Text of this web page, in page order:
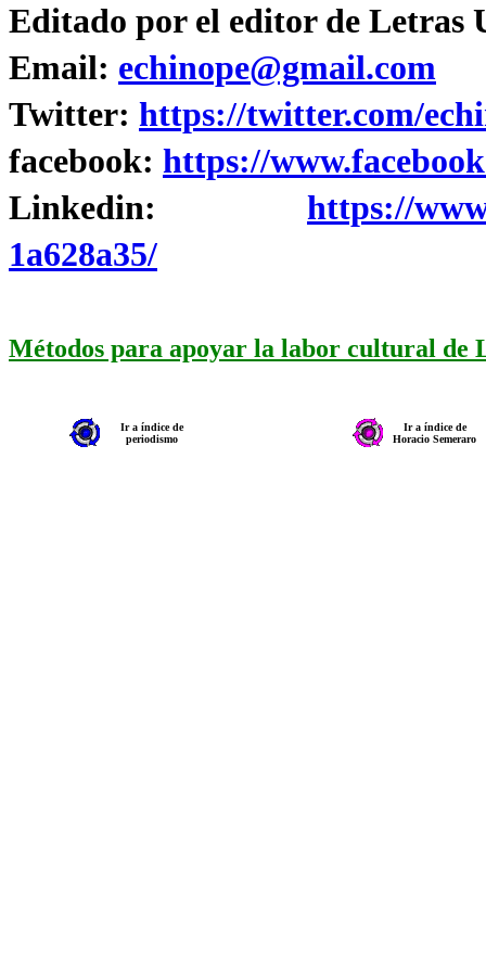
Editado por el editor de Letras
Email: echinope@gmail.com
Twitter: https://twitter.com/
facebook: https://
Linkedin: https://
1a628a35/
Métodos para apoyar la labor cultural de
Ir a índice de
periodismo
Ir a índice de
Horacio Semeraro